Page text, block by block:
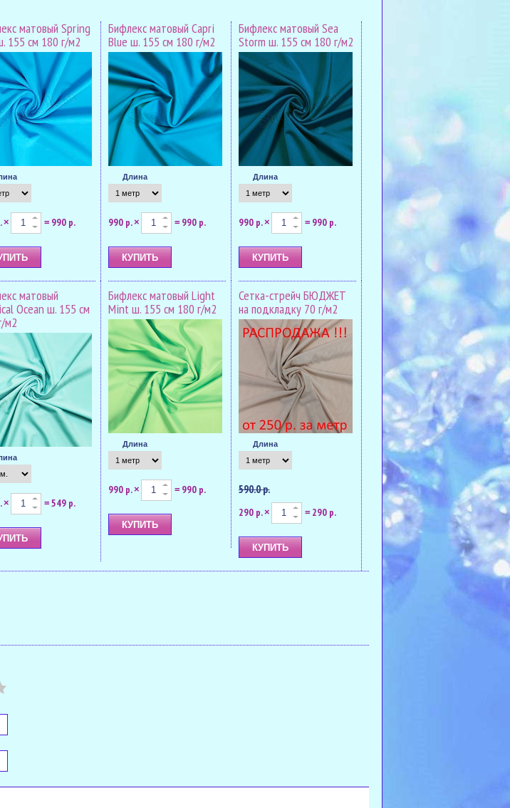
матовый Spring
155 см 180 г/м2
× = 990 р.
Бифлекс матовый Capri
Blue ш. 155 см 180 г/м2
Длина
990 р.× = 990 р.
Бифлекс матовый Sea
Storm ш. 155 см 180 г/м2
Длина
990 р.× = 990 р.
матовый
Ocean ш. 155 см
м2
× = 549 р.
Бифлекс матовый Light
Mint ш. 155 см 180 г/м2
Длина
990 р.× = 990 р.
Сетка-стрейч БЮДЖЕТ
на подкладку 70 г/м2
Длина
590.0 р.
290 р.× = 290 р.